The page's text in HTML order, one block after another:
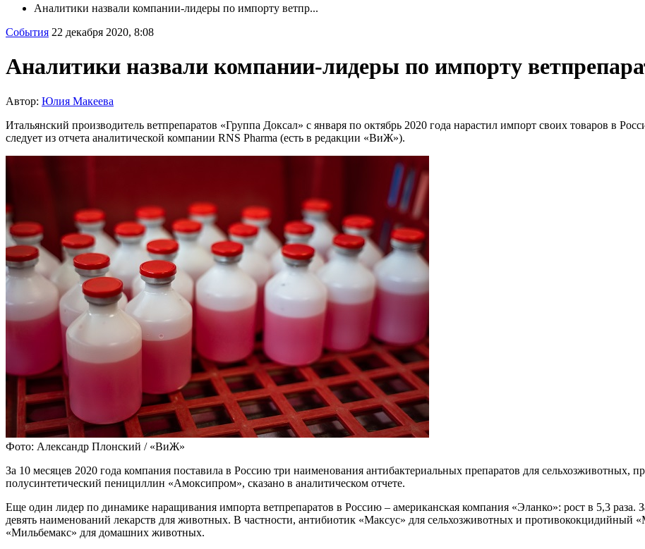
Аналитики назвали компании-лидеры по импорту ветпр...
События 22 декабря 2020, 8:08
Аналитики назвали компании-лидеры по импорту
Автор: Юлия Макеева
Итальянский производитель ветпрепаратов «Группа Доксал» с января по октябрь 2020 года нарастил импорт своих товаров в
следует из отчета аналитической компании RNS Pharma (есть в редакции «ВиЖ»).
Фото: Александр Плонский / «ВиЖ»
За 10 месяцев 2020 года компания поставила в Россию три наименования антибактериальных препаратов для сельхозживотных,
полусинтетический пенициллин «Амоксипром», сказано в аналитическом отчете.
Еще один лидер по динамике наращивания импорта ветпрепаратов в Россию – американская компания «Эланко»: рост в 5,3 раза.
девять наименований лекарств для животных. В частности, антибиотик «Максус» для сельхозживотных и противококцидийный
«Мильбемакс» для домашних животных.